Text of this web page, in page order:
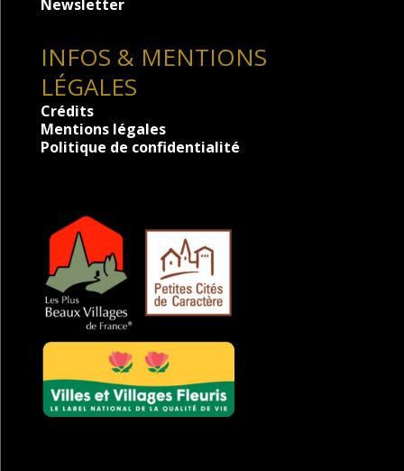
Newsletter
INFOS & MENTIONS
LÉGALES
Crédits
Mentions légales
Politique de confidentialité